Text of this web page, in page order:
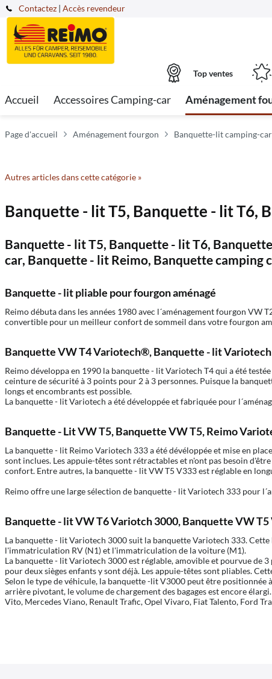
Contactez | Accès revendeur
Top ventes
Accueil Accessoires Camping-car Aménagement
Page d'accueil Aménagement fourgon Banquette-lit camping-
Autres articles dans cette catégorie »
Banquette - lit T5, Banquette - lit T6,
Banquette - lit T5, Banquette - lit T6,
car, Banquette - lit Reimo, Banquette
Banquette - lit pliable pour fourgon aménagé
Reimo débuta dans les années 1980 avec l´aménagement fourgon
convertible pour un meilleur confort de sommeil dans votre fourgon
Banquette VW T4 Variotech®, Banquette - lit
Reimo développa en 1990 la banquette - lit Variotech T4 qui a été
ceinture de sécurité à 3 points pour 2 à 3 personnes. Puisque la
longs et encombrants est possible.
La banquette - lit Variotech a été développée et fabriquée pour
Banquette - Lit VW T5, Banquette VW T5, Reimo
La banquette - lit Reimo Variotech 333 a été dévéloppée et mise en
sont inclues. Les appuie-têtes sont rétractables et n'ont pas besoin
confort. Entre autres, la banquette - lit VW T5 V333 est réglable en
Reimo offre une large sélection de banquette - lit Variotech 333 pour
Banquette - lit VW T6 Variotch 3000, Banquette VW
La banquette - lit Variotech 3000 suit la banquette Variotech 333.
l'immatriculation RV (N1) et l'immatriculation de la voiture (M1).
La banquette - lit Variotech 3000 est réglable, amovible et pourvue de
pour deux sièges enfants y sont déjà. Les appuie-têtes sont pliables.
Selon le type de véhicule, la banquette -lit V3000 peut être positionnée
arrière pivotant, le volume de chargement des bagages est encore
Vito, Mercedes Viano, Renault Trafic, Opel Vivaro, Fiat Talento, Ford